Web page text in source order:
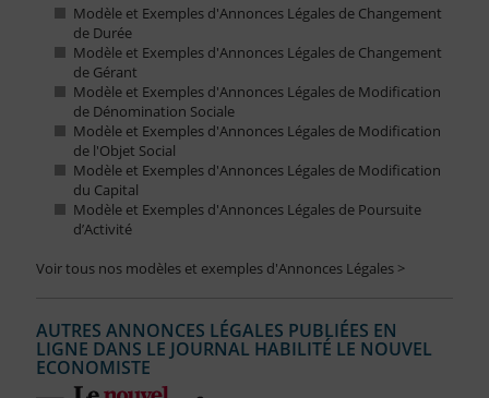
Modèle et Exemples d'Annonces Légales de Changement
de Durée
Modèle et Exemples d'Annonces Légales de Changement
de Gérant
Modèle et Exemples d'Annonces Légales de Modification
de Dénomination Sociale
Modèle et Exemples d'Annonces Légales de Modification
de l'Objet Social
Modèle et Exemples d'Annonces Légales de Modification
du Capital
Modèle et Exemples d'Annonces Légales de Poursuite
d’Activité
Voir tous nos modèles et exemples d'Annonces Légales >
AUTRES ANNONCES LÉGALES PUBLIÉES EN
LIGNE DANS LE JOURNAL HABILITÉ LE NOUVEL
ECONOMISTE